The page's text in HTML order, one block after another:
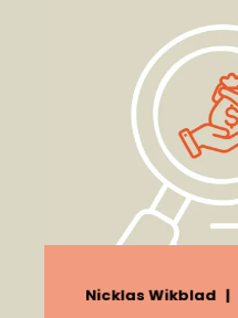
Nicklas Wikblad